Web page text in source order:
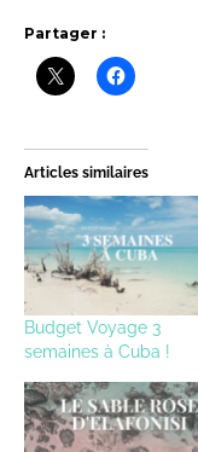
Partager :
Articles similaires
Budget Voyage 3
semaines à Cuba !